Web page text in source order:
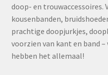
doop- en trouwaccessoires.
kousenbanden,
prachtige doopjurkjes,
voorzien van kant en band
hebben het allemaal!